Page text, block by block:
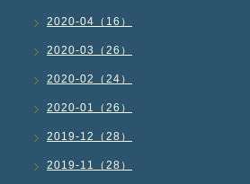
2020-04（16）
2020-03（26）
2020-02（24）
2020-01（26）
2019-12（28）
2019-11（28）